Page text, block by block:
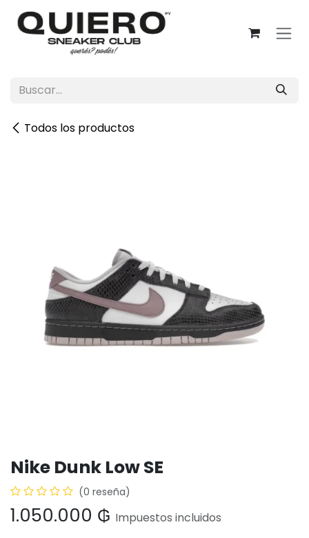
Ir al contenido
Todos los productos
Nike Dunk Low SE
(0 reseña)
1.050.000 ₲ Impuestos incluidos